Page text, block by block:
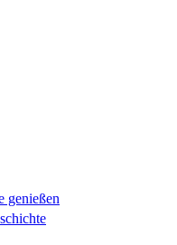
genießen